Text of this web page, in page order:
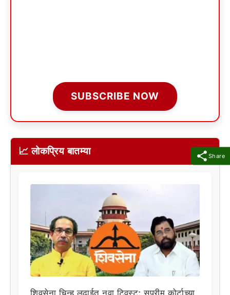
Share
SUBSCRIBE NOW
📈 लोकप्रिय बातम्या